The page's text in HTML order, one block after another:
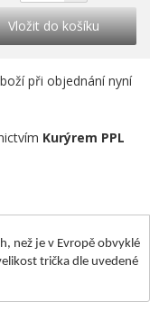
Vložit do košíku
při objednání nyní
Kurýrem PPL
než je v Evropě obvyklé
trička dle uvedené